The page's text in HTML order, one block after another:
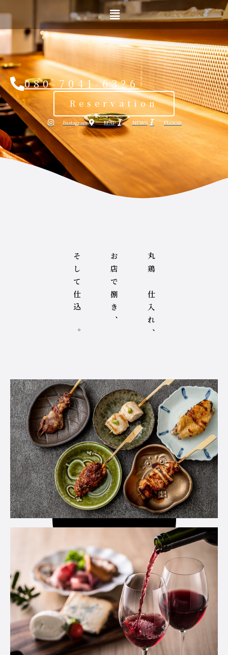
を
キ
ッ
プ
メ
ニ
ュ
ー
080-7041-6326
Reservation
Instagram MAP NEWS FLOOR
丸鶏を仕入れ、
お店で捌き、
そして仕込む。